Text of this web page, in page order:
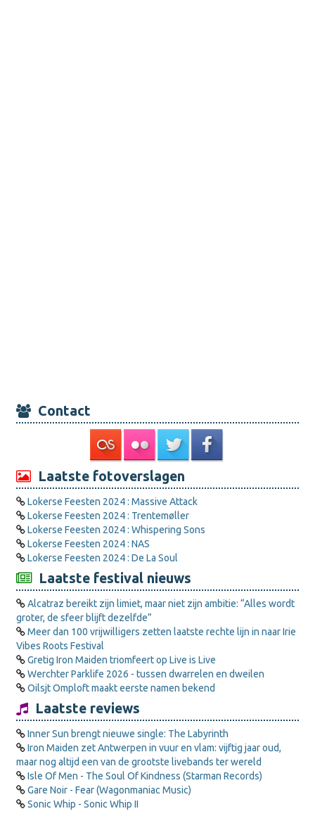
Contact
Laatste fotoverslagen
Lokerse Feesten 2024 : Massive Attack
Lokerse Feesten 2024 : Trentemøller
Lokerse Feesten 2024 : Whispering Sons
Lokerse Feesten 2024 : NAS
Lokerse Feesten 2024 : De La Soul
Laatste festival nieuws
Alcatraz bereikt zijn limiet, maar niet zijn ambitie: “Alles wordt
groter, de sfeer blijft dezelfde”
Meer dan 100 vrijwilligers zetten laatste rechte lijn in naar Irie
Vibes Roots Festival
Gretig Iron Maiden triomfeert op Live is Live
Werchter Parklife 2026 - tussen dwarrelen en dweilen
Oilsjt Omploft maakt eerste namen bekend
Laatste reviews
Inner Sun brengt nieuwe single: The Labyrinth
Iron Maiden zet Antwerpen in vuur en vlam: vijftig jaar oud,
maar nog altijd een van de grootste livebands ter wereld
Isle Of Men - The Soul Of Kindness (Starman Records)
Gare Noir - Fear (Wagonmaniac Music)
Sonic Whip - Sonic Whip II